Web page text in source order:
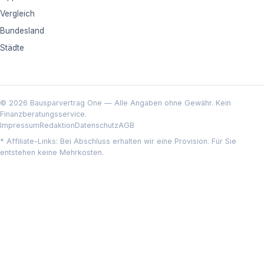
Vergleich
Bundesland
Städte
© 2026 Bausparvertrag One — Alle Angaben ohne Gewähr. Kein
Finanzberatungsservice.
ImpressumRedaktionDatenschutzAGB
* Affiliate-Links: Bei Abschluss erhalten wir eine Provision. Für Sie
entstehen keine Mehrkosten.